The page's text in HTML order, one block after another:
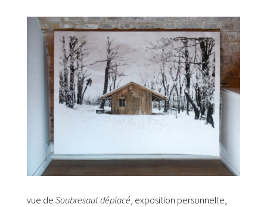
vue de Soubresaut déplacé, exposition personnelle,